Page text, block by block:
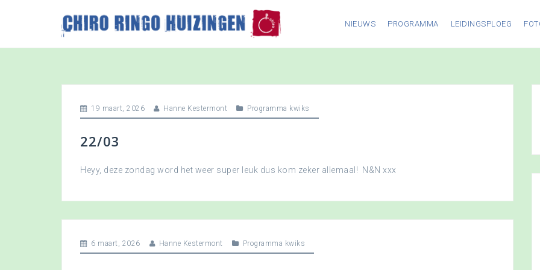
p
NIEUWS PROGRAMMA LEIDINGSPLOEG
19 maart, 2026 Hanne Kestermont Programma kwiks
22/03
Heyy, deze zondag word het weer super leuk dus kom zeker allemaal! N&N xxx
6 maart, 2026 Hanne Kestermont Programma kwiks